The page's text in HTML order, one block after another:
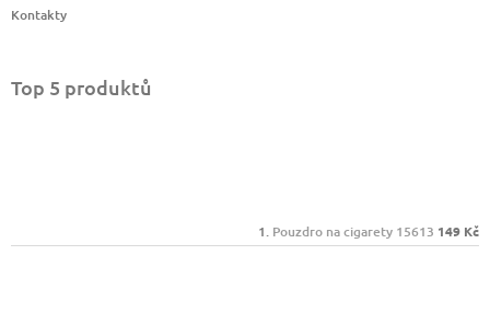
Kontakty
Top 5 produktů
Pouzdro na cigarety 15613 149 Kč